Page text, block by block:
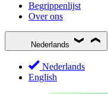
Begrippenlijst
Over ons
Nederlands
Nederlands
English